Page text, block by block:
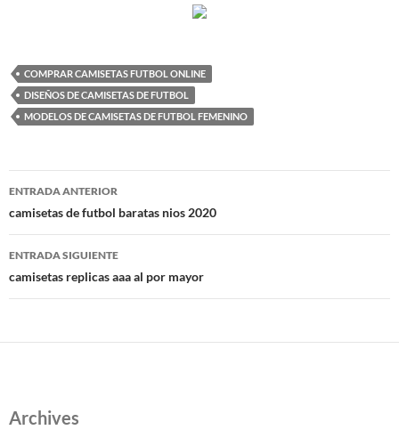
COMPRAR CAMISETAS FUTBOL ONLINE
DISEÑOS DE CAMISETAS DE FUTBOL
MODELOS DE CAMISETAS DE FUTBOL FEMENINO
Navegación
de
entradas
ENTRADA ANTERIOR
camisetas de futbol baratas nios 2020
ENTRADA SIGUIENTE
camisetas replicas aaa al por mayor
Archives